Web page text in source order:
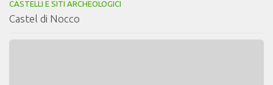
CASTELLI E SITI ARCHEOLOGICI
Castel di Nocco